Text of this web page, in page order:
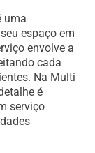
uma
espaço em
envolve a
cada
Na Multi
é
serviço